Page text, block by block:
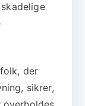
der
sikrer,